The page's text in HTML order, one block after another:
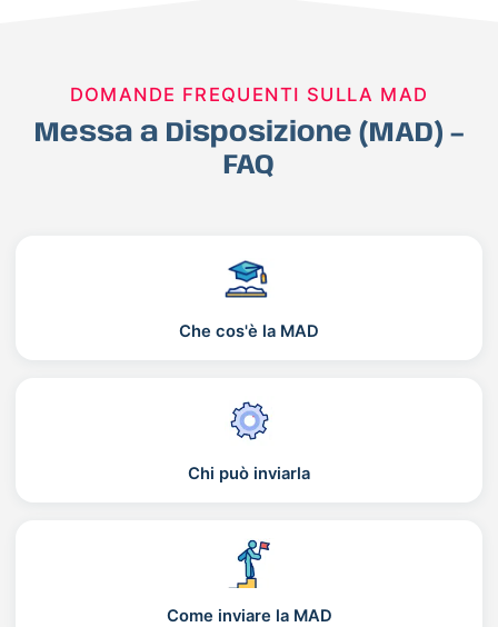
DOMANDE FREQUENTI SULLA MAD
Messa a Disposizione (MAD) –
FAQ
Che cos'è la MAD
Chi può inviarla
Come inviare la MAD